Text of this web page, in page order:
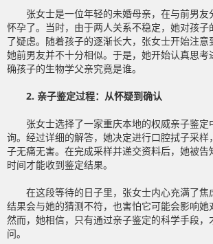
张女士是一位年轻的未婚母亲，在与前男友
怀孕了。当时，由于两人关系不稳定，她对孩子
了疑虑。随着孩子的逐渐长大，张女士开始注意
她前男友并不十分相似。于是，她开始认真思考
确孩子的生物学父亲究竟是谁。
2. 亲子鉴定过程：从怀疑到确认
张女士选择了一家重庆本地的权威亲子鉴定
询。经过详细的解答，她决定进行口腔拭子采样
子无痛无害。在完成采样并递交资料后，她被告
时间才能收到鉴定结果。
在这段等待的日子里，张女士内心充满了焦
结果会与她的猜测不符，也害怕它可能会影响她
然而，她相信，只有通过亲子鉴定的科学手段，
问。